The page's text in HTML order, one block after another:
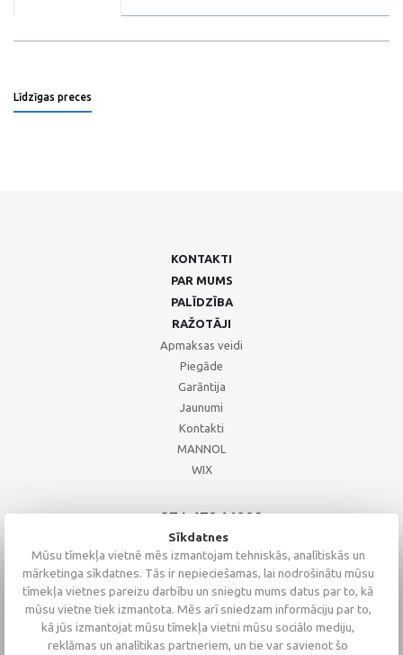
Līdzīgas preces
KONTAKTI
PAR MUMS
PALĪDZĪBA
RAŽOTĀJI
Apmaksas veidi
Piegāde
Garāntija
Jaunumi
Kontakti
MANNOL
WIX
+371 67244008
+371 67271055
+371 26002793
Sīkdatnes
Mūsu tīmekļa vietnē mēs izmantojam tehniskās, analītiskās un
mārketinga sīkdatnes. Tās ir nepieciešamas, lai nodrošinātu mūsu
tīmekļa vietnes pareizu darbību un sniegtu mums datus par to, kā
mūsu vietne tiek izmantota. Mēs arī sniedzam informāciju par to,
kā jūs izmantojat mūsu tīmekļa vietni mūsu sociālo mediju,
reklāmas un analītikas partneriem, un tie var savienot šo